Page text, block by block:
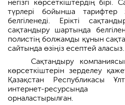
негізгі көрсеткіштердің бірі.
түрлері бойынша тарифтер
белгіленеді. Ерікті
сақтандыру шартында
полистің болжамды құнын
сайтында өзіңіз есептей аласыз.
Сақтандыру
көрсеткіштерін зерделеу
Қазақстан Республикасы
интернет-ресурсында
орналастырылған.